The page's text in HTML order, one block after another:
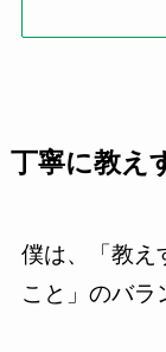
丁寧に教え
僕は、「教え
こと」のバラ